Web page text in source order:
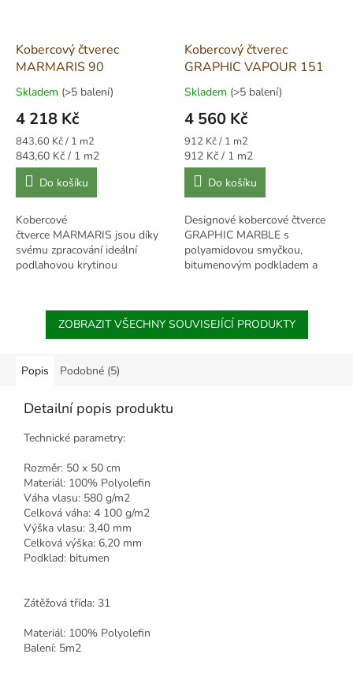
Kobercový čtverec
MARMARIS 90
Skladem (>5 balení)
4 218 Kč
Měrná
cena:
843,60 Kč / 1 m2
Měrná
cena:
843,60 Kč / 1 m2
Do košíku
Kobercové
čtverce MARMARIS jsou díky
svému zpracování ideální
podlahovou krytinou
bytových prostor. Bez obav je
Kobercový čtverec
GRAPHIC VAPOUR 151
Skladem (>5 balení)
4 560 Kč
Měrná
cena:
912 Kč / 1 m2
Měrná
cena:
912 Kč / 1 m2
Do košíku
Designové kobercové čtverce
GRAPHIC MARBLE s
polyamidovou smyčkou,
bitumenovým podkladem a
ZOBRAZIT VŠECHNY SOUVISEJÍCÍ PRODUKTY
Popis Podobné (5)
Detailní popis produktu
Technické parametry:
Rozměr: 50 x 50 cm
Materiál: 100% Polyolefin
Váha vlasu: 580 g/m2
Celková váha: 4 100 g/m2
Výška vlasu: 3,40 mm
Celková výška: 6,20 mm
Podklad: bitumen
Zátěžová třída: 31
Materiál: 100% Polyolefin
Balení: 5m2